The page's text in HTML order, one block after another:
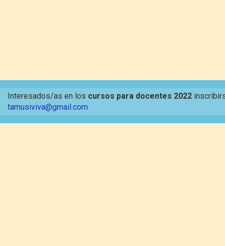
Interesados/as en los cursos para docentes 2022
tamusiviva@gmail.com